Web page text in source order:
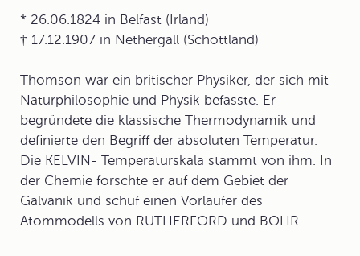
* 26.06.1824 in Belfast (Irland)
† 17.12.1907 in Nethergall (Schottland)
Thomson war ein britischer Physiker, der sich mit
Naturphilosophie und Physik befasste. Er
begründete die klassische Thermodynamik und
definierte den Begriff der absoluten Temperatur.
Die KELVIN- Temperaturskala stammt von ihm. In
der Chemie forschte er auf dem Gebiet der
Galvanik und schuf einen Vorläufer des
Atommodells von RUTHERFORD und BOHR.